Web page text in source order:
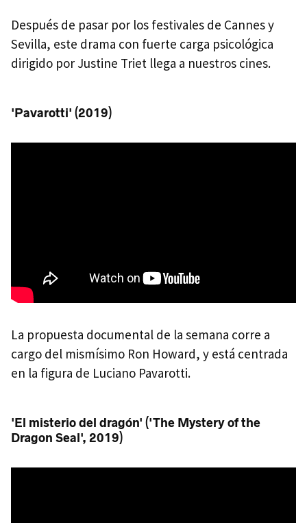
Después de pasar por los festivales de Cannes y
Sevilla, este drama con fuerte carga psicológica
dirigido por Justine Triet llega a nuestros cines.
'Pavarotti' (2019)
La propuesta documental de la semana corre a
cargo del mismísimo Ron Howard, y está centrada
en la figura de Luciano Pavarotti.
'El misterio del dragón' ('The Mystery of the
Dragon Seal', 2019)